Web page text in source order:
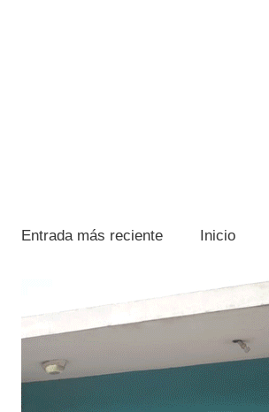
Entrada más reciente Inicio